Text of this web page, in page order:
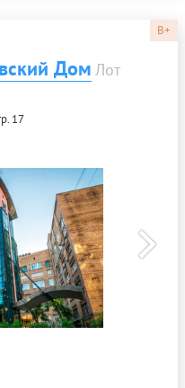
B+
Дом Лот
17